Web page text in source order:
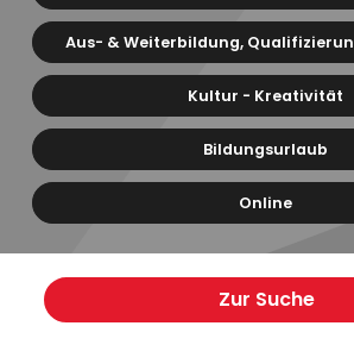
Aus- & Weiterbildung,
Kultur - Kreativität
Bildungsurlaub
Online
Zur Suche